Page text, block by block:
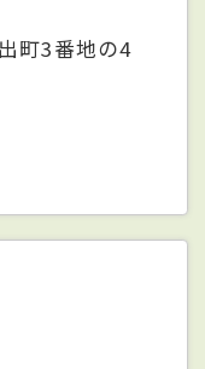
町3番地の4